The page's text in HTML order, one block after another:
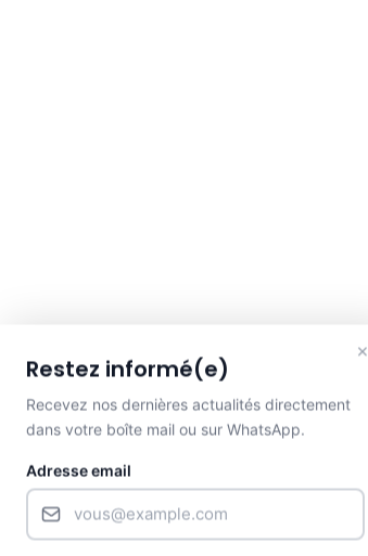
×
Restez informé(e)
Recevez nos dernières actualités directement
dans votre boîte mail ou sur WhatsApp.
Adresse email